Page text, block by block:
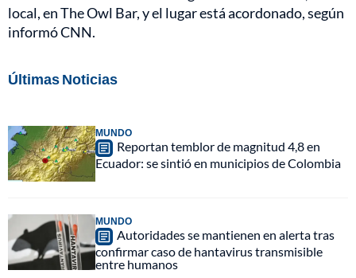
local, en The Owl Bar, y el lugar está acordonado, según
informó CNN.
Últimas Noticias
MUNDO
Reportan temblor de magnitud 4,8 en
Ecuador: se sintió en municipios de Colombia
MUNDO
Autoridades se mantienen en alerta tras
confirmar caso de hantavirus transmisible
entre humanos